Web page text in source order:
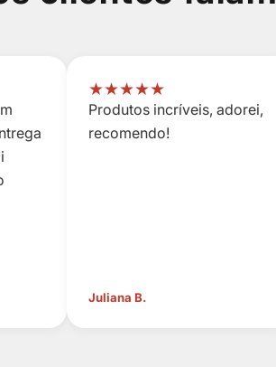
★★★★★
Produtos incríveis, adorei,
recomendo!
Juliana B.